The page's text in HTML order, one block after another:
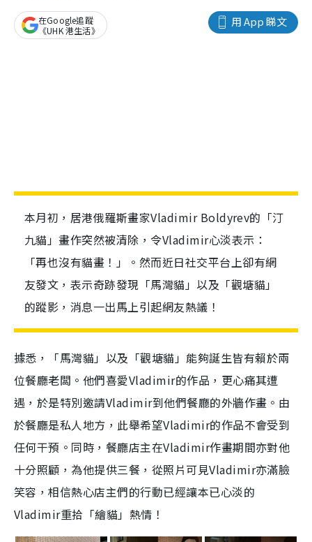
用 App 睇文
在Google追蹤
《UHK 港生活》
本月初，居港俄羅斯畫家Vladimir Boldyrev的「汀
九貓」畫作突然被清除，令Vladimir心淡表示：
「再也沒有貓畫！」。然而近日社交平台上卻有網
友發文，表示奇跡發現「馬灣貓」以及「觀塘貓」
的蹤影，消息一出馬上引起網友熱議！
據悉，「馬灣貓」以及「觀塘貓」能夠誕生皆有賴於兩
位餐廳老闆。他們喜愛Vladimir的作品，更心痛其遭
遇，於是特別邀請Vladimir到他們餐廳的外牆作畫。由
於餐廳是私人地方，此舉希望Vladimir的作品不會受到
任何干預。同時，餐廳店主在Vladimir作畫期間亦對他
十分照顧，為他提供三餐，從照片可見Vladimir亦滿臉
笑容，相信熱心店主們的行動已經讓本已心淡的
Vladimir重拾「繪貓」熱情！